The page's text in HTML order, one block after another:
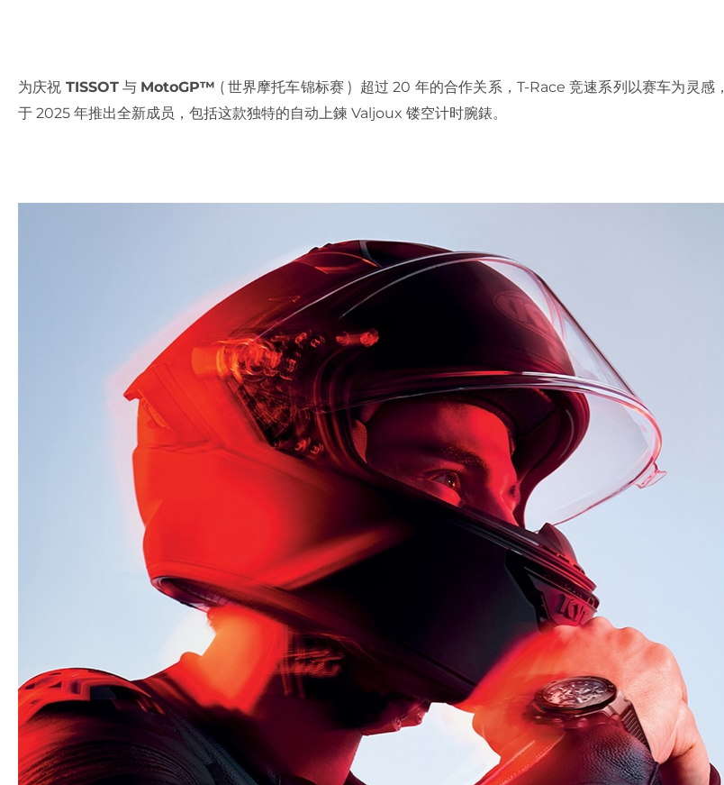
为庆祝 TISSOT与 MotoGP™ ( 世界摩托车锦标赛 ) 超过 20 年的合作关系，T-Race 竞速系列以赛车为灵感，
于 2025 年推出全新成员，包括这款独特的自动上鍊 Valjoux 镂空计时腕錶。